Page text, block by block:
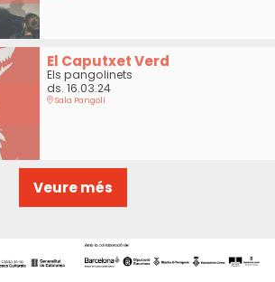
El Caputxet Verd
Els pangolinets
ds. 16.03.24
Sala Pangolí
Veure més